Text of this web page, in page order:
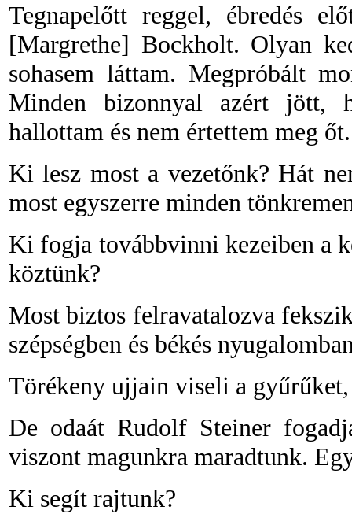
Tegnapelőtt reggel, ébredés
[Margrethe] Bockholt. Olyan
sohasem láttam. Megpróbált
Minden bizonnyal azért jött,
hallottam és nem értettem meg őt.
Ki lesz most a vezetőnk? Hát
most egyszerre minden
Ki fogja továbbvinni kezeiben a
köztünk?
Most biztos felravatalozva
szépségben és békés
Törékeny ujjain viseli a
De odaát Rudolf Steiner
viszont magunkra maradtunk.
Ki segít rajtunk?